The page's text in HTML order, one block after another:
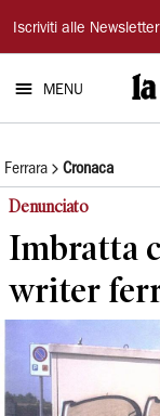
La
Nuova
Ferrara
Iscriviti alle Newsletter
MENU
Ferrara Cronaca
Denunciato
Imbratta
writer